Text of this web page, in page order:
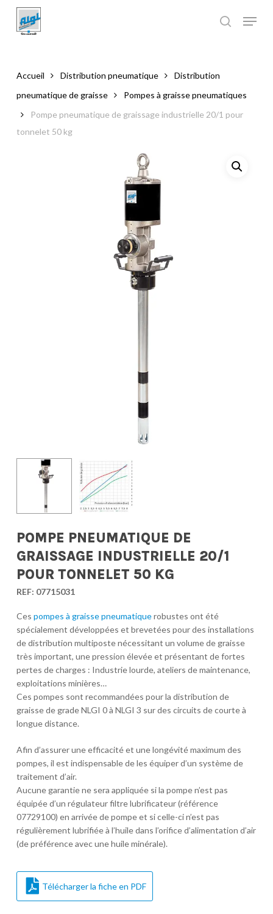
main
Accueil Distribution pneumatique
Distribution
pneumatique de graisse
Pompes à graisse pneumatiques
Pompe pneumatique de graissage industrielle 20/1 pour
tonnelet 50 kg
POMPE PNEUMATIQUE DE
GRAISSAGE INDUSTRIELLE 20/1
POUR TONNELET 50 KG
REF: 07715031
Ces pompes à graisse pneumatiquerobustes ont été
spécialement développées et brevetées pour des installations
de distribution multiposte nécessitant un volume de graisse
très important, une pression élevée et présentant de fortes
pertes de charges : Industrie lourde, ateliers de maintenance,
exploitations minières…
Ces pompes sont recommandées pour la distribution de
graisse de grade NLGI 0 à NLGI 3 sur des circuits de courte à
longue distance.
Afin d’assurer une efficacité et une longévité maximum des
pompes, il est indispensable de les équiper d’un système de
traitement d’air.
Aucune garantie ne sera appliquée si la pompe n’est pas
équipée d’un régulateur filtre lubrificateur (référence
07729100) en arrivée de pompe et si celle-ci n’est pas
régulièrement lubrifiée à l’huile dans l’orifice d’alimentation d’air
(de préférence avec une huile minérale).
Télécharger la fiche en PDF